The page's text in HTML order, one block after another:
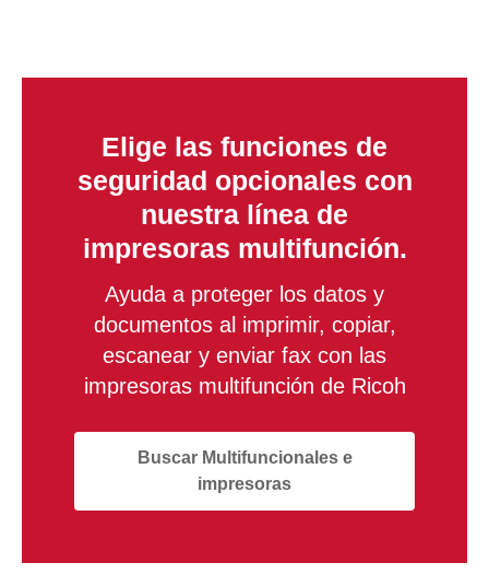
Elige las funciones de
seguridad opcionales con
nuestra línea de
impresoras multifunción.
Ayuda a proteger los datos y
documentos al imprimir, copiar,
escanear y enviar fax con las
impresoras multifunción de Ricoh
Buscar Multifuncionales e
impresoras